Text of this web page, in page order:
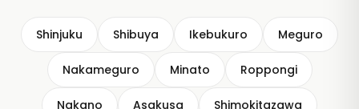
Shinjuku Shibuya Ikebukuro Meguro
Nakameguro Minato Roppongi
Nakano Asakusa Shimokitazawa